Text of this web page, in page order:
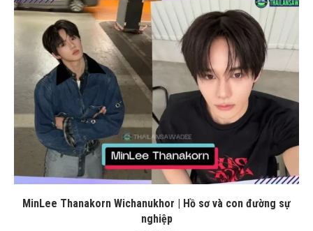
MinLee Thanakorn Wichanukhor | Hồ sơ và con đường sự
nghiệp